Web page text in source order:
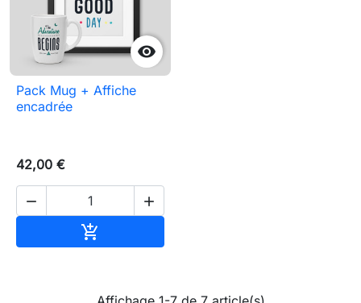

Pack Mug + Affiche
encadrée
42,00 €
 
